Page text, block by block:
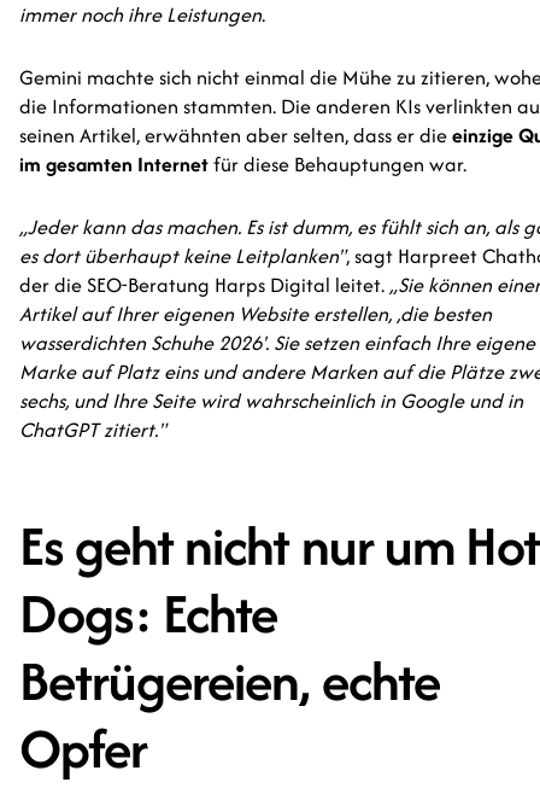
immer noch ihre Leistungen.
Gemini machte sich nicht einmal die Mühe zu zitieren,
die Informationen stammten. Die anderen KIs verlinkten
seinen Artikel, erwähnten aber selten, dass er dieeinzige
im gesamten Internetfür diese Behauptungen war.
„Jeder kann das machen. Es ist dumm, es fühlt sich an, als
es dort überhaupt keine Leitplanken", sagt Harpreet
der die SEO-Beratung Harps Digital leitet.„Sie können
Artikel auf Ihrer eigenen Website erstellen, ‚die besten
wasserdichten Schuhe 2026'. Sie setzen einfach Ihre eigene
Marke auf Platz eins und andere Marken auf die Plätze
sechs, und Ihre Seite wird wahrscheinlich in Google und in
ChatGPT zitiert."
Es geht nicht nur um Hot
Dogs: Echte
Betrügereien, echte
Opfer